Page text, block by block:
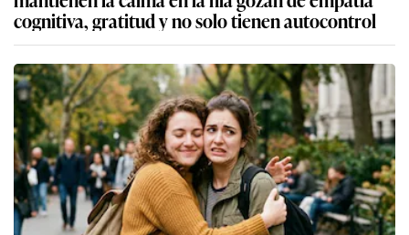
cognitiva, gratitud y no solo tienen autocontrol